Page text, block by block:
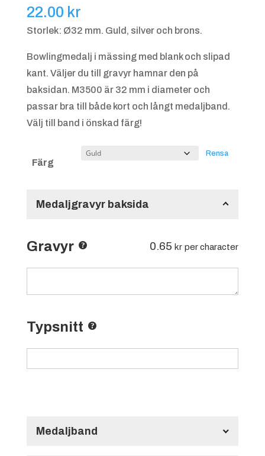
22.00 kr
Storlek: Ø32 mm. Guld, silver och brons.
Bowlingmedalj i mässing med blank och slipad
kant. Väljer du till gravyr hamnar den på
baksidan. M3500 är 32 mm i diameter och
passar bra till både kort och långt medaljband.
Välj till band i önskad färg!
Färg
Rensa
Medaljgravyr baksida
Gravyr 0.65kr per character
Typsnitt
Medaljband